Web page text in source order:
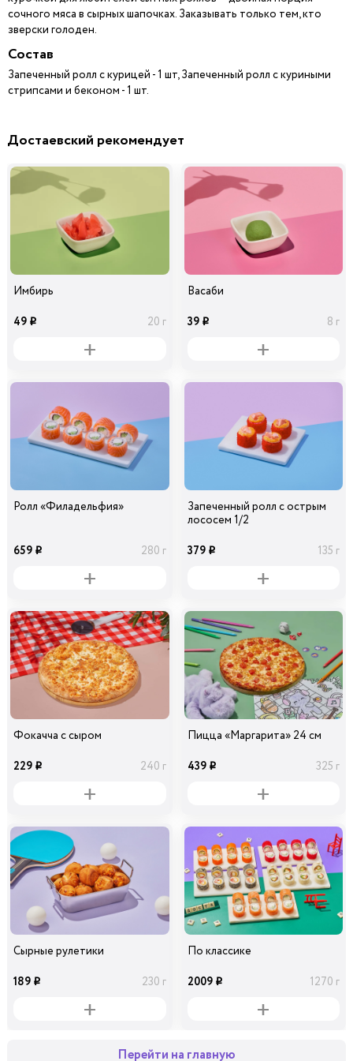
сочного мяса в сырных шапочках. Заказывать только тем, кто
зверски голоден.
Состав
Запеченный ролл с курицей - 1 шт, Запеченный ролл с куриными
стрипсами и беконом - 1 шт.
Достаевский рекомендует
Имбирь
49 i 20 г
Васаби
39 i 8 г
Ролл «Филадельфия»
659 i 280 г
Запеченный ролл с острым
лососем 1/2
379 i 135 г
Фокачча с сыром
229 i 240 г
Пицца «Маргарита» 24 см
439 i 325 г
Сырные рулетики
189 i 230 г
По классике
2009 i 1270 г
Перейти на главную